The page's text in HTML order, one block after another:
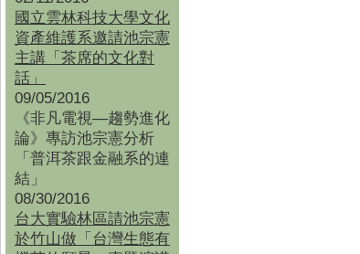
國立雲林科技大學文化
資產維護系邀請池宗憲
主講「茶席的文化對
話」
09/05/2016
《非凡電視—趨勢進化
論》專訪池宗憲分析
「普洱茶跟金融系的連
結」
08/30/2016
台大實驗林區請池宗憲
於竹山做「台灣生態有